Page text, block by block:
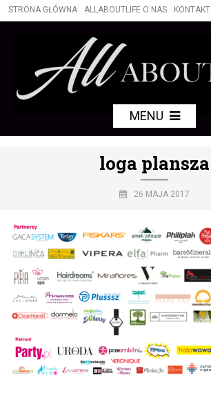
STRONA GŁÓWNA ALLABOUTLIFE O NAS KONTAKT
MENU
loga plansza
26 MAJA 2017